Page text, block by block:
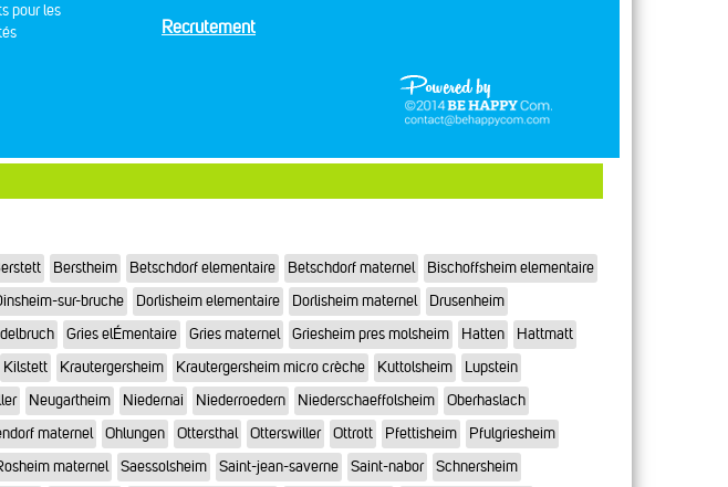
pour les
Recrutement
Berstheim Betschdorf elementaire Betschdorf maternel
Bischoffsheim elementaire
sur-bruche Dorlisheim elementaire Dorlisheim maternel
Drusenheim
Gries elÉmentaire Gries maternel Griesheim pres molsheim Hatten
Hattmatt
Kilstett Krautergersheim Krautergersheim micro crèche Kuttolsheim
Lupstein
Neugartheim Niedernai Niederroedern Niederschaeffolsheim
Oberhaslach
maternel Ohlungen Ottersthal Otterswiller Ottrott Pfettisheim
Pfulgriesheim
maternel Saessolsheim Saint-jean-saverne Saint-nabor Schnersheim